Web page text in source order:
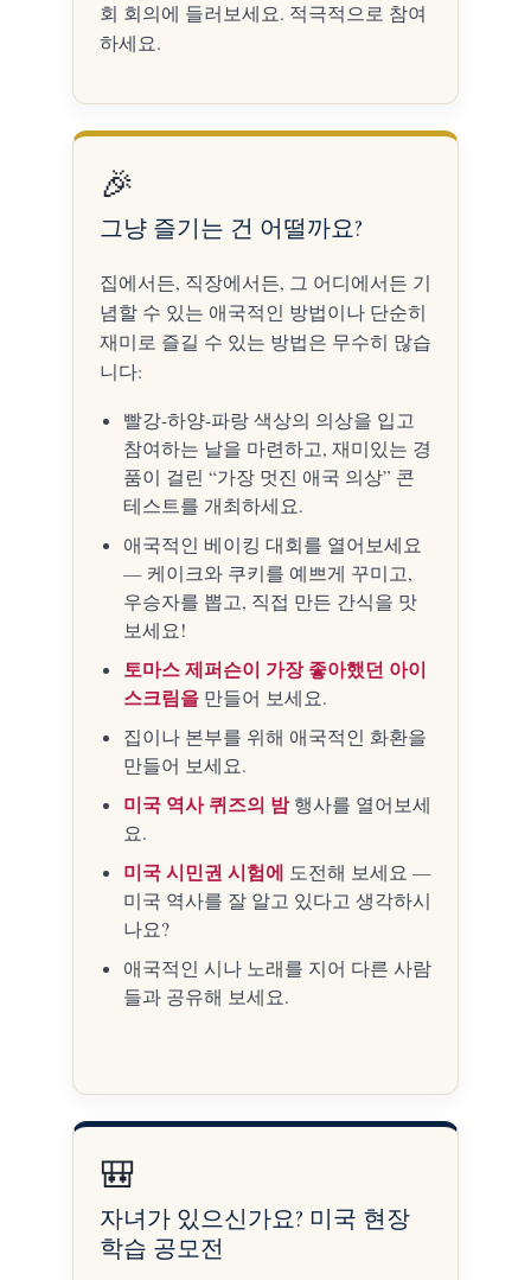
회 회의에 들러보세요. 적극적으로 참여
하세요.
🎉
그냥 즐기는 건 어떨까요?
집에서든, 직장에서든, 그 어디에서든 기
념할 수 있는 애국적인 방법이나 단순히
재미로 즐길 수 있는 방법은 무수히 많습
니다:
빨강-하양-파랑 색상의 의상을 입고
참여하는 날을 마련하고, 재미있는 경
품이 걸린 “가장 멋진 애국 의상” 콘
테스트를 개최하세요.
애국적인 베이킹 대회를 열어보세요
— 케이크와 쿠키를 예쁘게 꾸미고,
우승자를 뽑고, 직접 만든 간식을 맛
보세요!
토마스 제퍼슨이 가장 좋아했던 아이
스크림을만들어 보세요.
집이나 본부를 위해 애국적인 화환을
만들어 보세요.
미국 역사 퀴즈의 밤행사를 열어보세
요.
미국 시민권 시험에 도전해 보세요 —
미국 역사를 잘 알고 있다고 생각하시
나요?
애국적인 시나 노래를 지어 다른 사람
들과 공유해 보세요.
🎒
자녀가 있으신가요? 미국 현장
학습 공모전